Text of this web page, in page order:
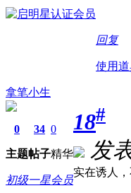
回复
使用
拿笔小生
0
主题
34
帖子
0
精华
初级一星会员
18#
发
实在诱人